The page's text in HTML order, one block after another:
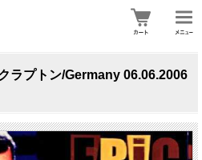
ラプトン/Germany 06.06.2006